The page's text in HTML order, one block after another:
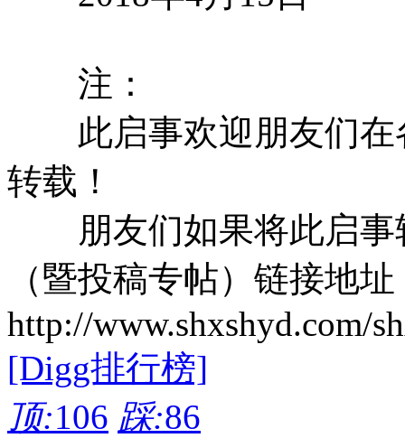
注：
此启事欢迎朋友们在
转载！
朋友们如果将此启事
（暨投稿专帖）链接地址
http://www.shxshyd.com/
[Digg排行榜]
顶:106 踩:86